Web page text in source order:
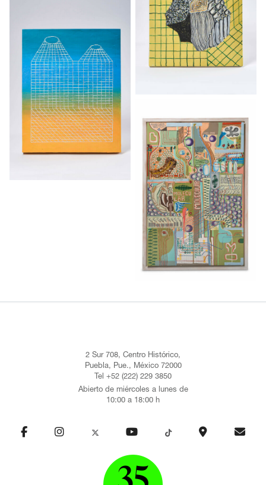
2 Sur 708, Centro Histórico,
Puebla, Pue., México 72000
Tel +52 (222) 229 3850
Abierto de miércoles a lunes de
10:00 a 18:00 h